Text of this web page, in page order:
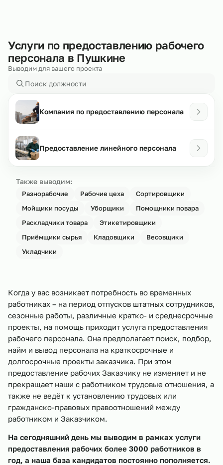
Услуги по предоставлению рабочего
персонала в Пушкине
Выводим для вашего проекта
Компания по предоставлению персонала
Предоставление линейного персонала
Также выводим:
Разнорабочие Рабочие цеха
Сортировщики
Мойщики посуды
Уборщики
Помощники повара
Раскладчики товара
Этикетировщики
Приёмщики сырья
Кладовщики
Весовщики
Укладчики
Когда у вас возникает потребность во временных
работниках – на период отпусков штатных сотрудников,
сезонные работы, различные кратко- и среднесрочные
проекты, на помощь приходит услуга предоставления
рабочего персонала. Она предполагает поиск, подбор,
найм и вывод персонала на краткосрочные и
долгосрочные проекты заказчика. При этом
предоставление рабочих Заказчику не изменяет и не
прекращает наши с работником трудовые отношения, а
также не ведёт к установлению трудовых или
гражданско-правовых правоотношений между
работником и Заказчиком.
На сегодняшний день мы выводим в рамках услуги
предоставления рабочих более 3000 работников в
год, а наша база кандидатов постоянно пополняется.